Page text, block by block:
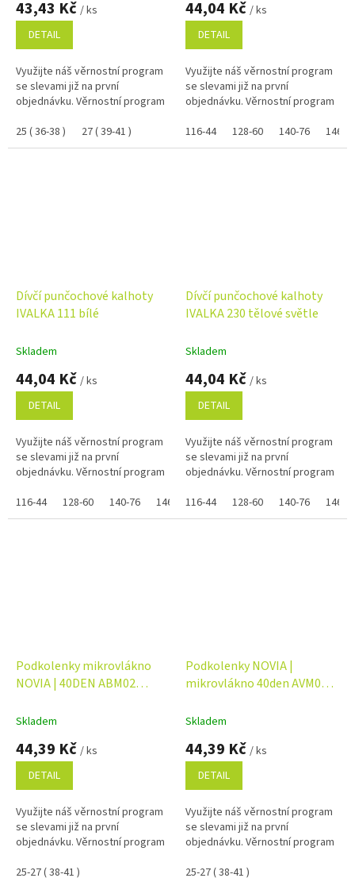
43,43 Kč / ks
DETAIL
Využijte náš věrnostní program
se slevami již na první
objednávku. Věrnostní program
25 ( 36-38 )
27 ( 39-41 )
44,04 Kč / ks
DETAIL
Využijte náš věrnostní program
se slevami již na první
objednávku. Věrnostní program
116-44
128-60 140-76 146-
Dívčí punčochové kalhoty
IVALKA 111 bílé
Skladem
44,04 Kč / ks
DETAIL
Využijte náš věrnostní program
se slevami již na první
objednávku. Věrnostní program
116-44
128-60 140-76 146-84 152-92 134-68
Dívčí punčochové kalhoty
IVALKA 230 tělové světle
Skladem
44,04 Kč / ks
DETAIL
Využijte náš věrnostní program
se slevami již na první
objednávku. Věrnostní program
116-44
128-60 140-76 146-
Podkolenky mikrovlákno
NOVIA | 40DEN ABM02
Skladem
44,39 Kč / ks
DETAIL
Využijte náš věrnostní program
se slevami již na první
objednávku. Věrnostní program
25-27 ( 38-41 )
Podkolenky NOVIA |
mikrovlákno 40den AVM02
Skladem
44,39 Kč / ks
DETAIL
Využijte náš věrnostní program
se slevami již na první
objednávku. Věrnostní program
25-27 ( 38-41 )